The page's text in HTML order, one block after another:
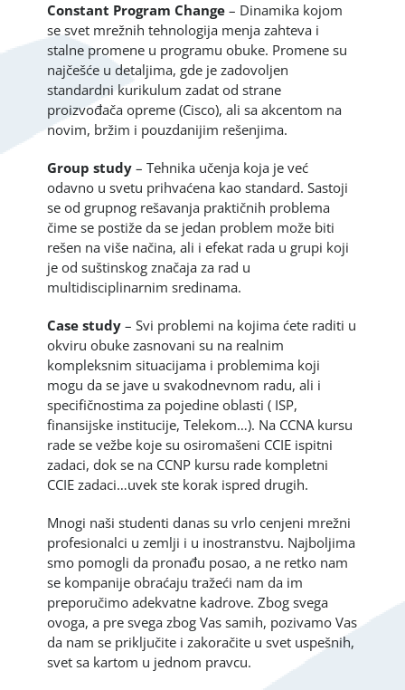
Constant Program Change – Dinamika kojom
se svet mrežnih tehnologija menja zahteva i
stalne promene u programu obuke. Promene su
najčešće u detaljima, gde je zadovoljen
standardni kurikulum zadat od strane
proizvođača opreme (Cisco), ali sa akcentom na
novim, bržim i pouzdanijim rešenjima.
Group study – Tehnika učenja koja je već
odavno u svetu prihvaćena kao standard. Sastoji
se od grupnog rešavanja praktičnih problema
čime se postiže da se jedan problem može biti
rešen na više načina, ali i efekat rada u grupi koji
je od suštinskog značaja za rad u
multidisciplinarnim sredinama.
Case study – Svi problemi na kojima ćete raditi u
okviru obuke zasnovani su na realnim
kompleksnim situacijama i problemima koji
mogu da se jave u svakodnevnom radu, ali i
specifičnostima za pojedine oblasti ( ISP,
finansijske institucije, Telekom…). Na CCNA kursu
rade se vežbe koje su osiromašeni CCIE ispitni
zadaci, dok se na CCNP kursu rade kompletni
CCIE zadaci…uvek ste korak ispred drugih.
Mnogi naši studenti danas su vrlo cenjeni mrežni
profesionalci u zemlji i u inostranstvu. Najboljima
smo pomogli da pronađu posao, a ne retko nam
se kompanije obraćaju tražeći nam da im
preporučimo adekvatne kadrove. Zbog svega
ovoga, a pre svega zbog Vas samih, pozivamo Vas
da nam se priključite i zakoračite u svet uspešnih,
svet sa kartom u jednom pravcu.